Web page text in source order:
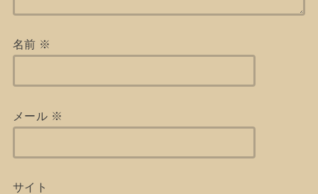
名前 ※
メール ※
サイト